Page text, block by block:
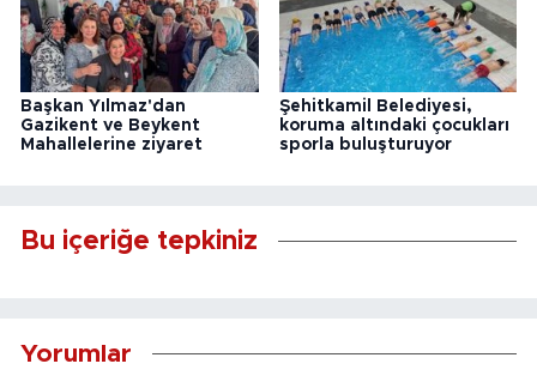
Başkan Yılmaz'dan
Gazikent ve Beykent
Mahallelerine ziyaret
Şehitkamil Belediyesi,
koruma altındaki çocukları
sporla buluşturuyor
Bu içeriğe tepkiniz
Yorumlar